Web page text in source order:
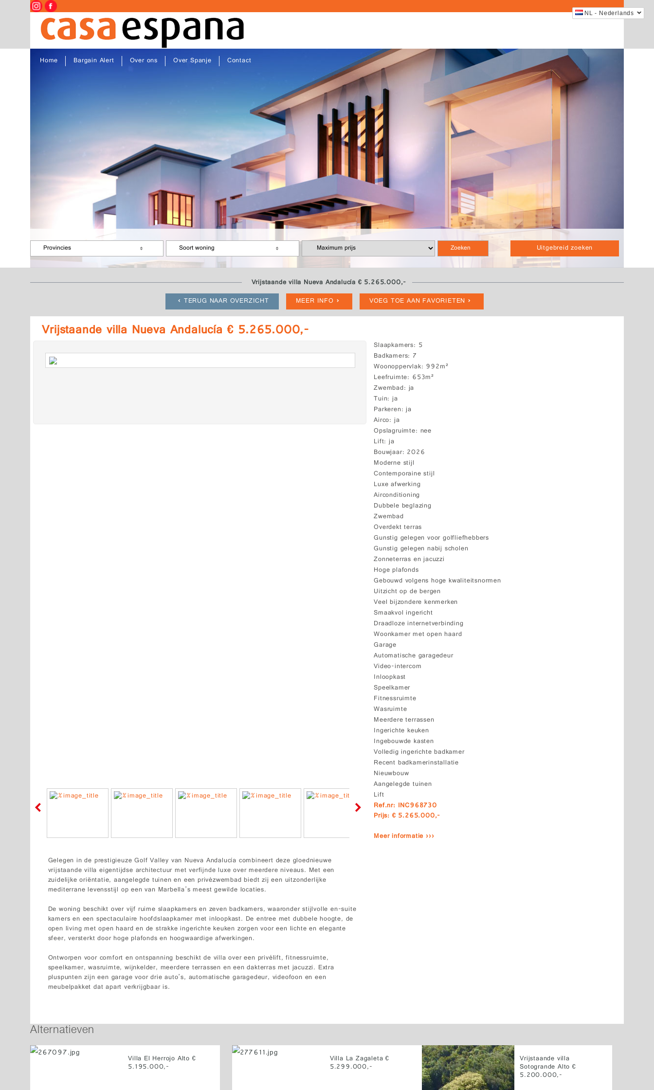
NL - Nederlands
Home Bargain Alert Over ons Over Spanje Contact
Uitgebreid zoeken
Provincies Soort woning
Vrijstaande villa Nueva Andalucía € 5.265.000,-
TERUG NAAR OVERZICHT
MEER INFO VOEG TOE AAN FAVORIETEN
Vrijstaande villa Nueva Andalucía € 5.265.000,-
Slaapkamers 5
Badkamers 7
Woonoppervlak 992m²
Leefruimte 653m²
Zwembad ja
Tuin ja
Parkeren ja
Airco ja
Opslagruimte nee
Lift ja
Bouwjaar 2026
Moderne stijl
Contemporaine stijl
Luxe afwerking
Airconditioning
Dubbele beglazing
Zwembad
Overdekt terras
Gunstig gelegen voor golfliefhebbers
Gunstig gelegen nabij scholen
Zonneterras en jacuzzi
Hoge plafonds
Gebouwd volgens hoge kwaliteitsnormen
Uitzicht op de bergen
Veel bijzondere kenmerken
Smaakvol ingericht
Draadloze internetverbinding
Woonkamer met open haard
Garage
Automatische garagedeur
Video-intercom
Inloopkast
Speelkamer
Fitnessruimte
Wasruimte
Meerdere terrassen
Ingerichte keuken
Ingebouwde kasten
Volledig ingerichte badkamer
Recent badkamerinstallatie
Nieuwbouw
Aangelegde tuinen
Lift
Ref.nr: INC968730
Prijs: € 5.265.000,-
Meer informatie ›››
Gelegen in de prestigieuze Golf Valley van Nueva Andalucía combineert deze gloednieuwe
vrijstaande villa eigentijdse architectuur met verfijnde luxe over meerdere niveaus. Met een
zuidelijke oriëntatie, aangelegde tuinen en een privézwembad biedt zij een uitzonderlijke
mediterrane levensstijl op een van Marbella’s meest gewilde locaties.
De woning beschikt over vijf ruime slaapkamers en zeven badkamers, waaronder stijlvolle en-suite
kamers en een spectaculaire hoofdslaapkamer met inloopkast. De entree met dubbele hoogte, de
open living met open haard en de strakke ingerichte keuken zorgen voor een lichte en elegante
sfeer, versterkt door hoge plafonds en hoogwaardige afwerkingen.
Ontworpen voor comfort en ontspanning beschikt de villa over een privélift, fitnessruimte,
speelkamer, wasruimte, wijnkelder, meerdere terrassen en een dakterras met jacuzzi. Extra
pluspunten zijn een garage voor drie auto’s, automatische garagedeur, videofoon en een
meubelpakket dat apart verkrijgbaar is.
Alternatieven
Villa El Herrojo Alto €
5.195.000,-
Villa La Zagaleta €
5.299.000,-
Vrijstaande villa
Sotogrande Alto €
5.200.000,-